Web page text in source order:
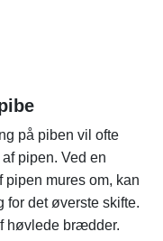
på piben vil ofte
pipen. Ved en
mures om, kan
for det øverste skifte.
høvlede brædder.